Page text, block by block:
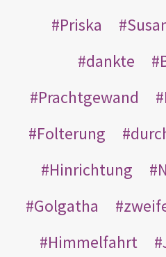
Priska
dankte
Prachtgewand
Folterung
Hinrichtung
Golgatha
Himmelfahrt